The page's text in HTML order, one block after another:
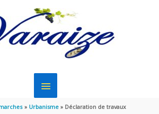
MENU
PRINCIPAL
Urbanisme Déclaration de travaux